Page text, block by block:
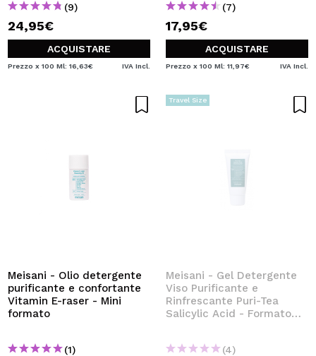
(9)
24,95€
ACQUISTARE
Prezzo x 100 Ml: 16,63€ IVA Incl.
(7)
17,95€
ACQUISTARE
Prezzo x 100 Ml: 11,97€ IVA Incl.
Meisani - Olio detergente
purificante e confortante
Vitamin E-raser - Mini
formato
(1)
Travel Size
Meisani - Gel Detergente
Viso Purificante e
Rinfrescante Puri-Tea
Salicylic Acid - Formato
(4)